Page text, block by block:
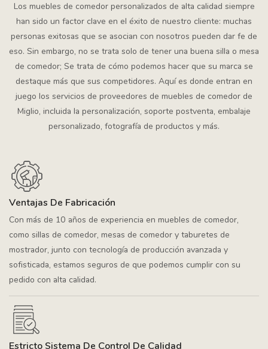
Los muebles de comedor personalizados de alta calidad siempre
han sido un factor clave en el éxito de nuestro cliente: muchas
personas exitosas que se asocian con nosotros pueden dar fe de
eso. Sin embargo, no se trata solo de tener una buena silla o mesa
de comedor; Se trata de cómo podemos hacer que su marca se
destaque más que sus competidores. Aquí es donde entran en
juego los servicios de proveedores de muebles de comedor de
Miglio, incluida la personalización, soporte postventa, embalaje
personalizado, fotografía de productos y más.
Ventajas De Fabricación
Con más de 10 años de experiencia en muebles de comedor,
como sillas de comedor, mesas de comedor y taburetes de
mostrador, junto con tecnología de producción avanzada y
sofisticada, estamos seguros de que podemos cumplir con su
pedido con alta calidad.
Estricto Sistema De Control De Calidad